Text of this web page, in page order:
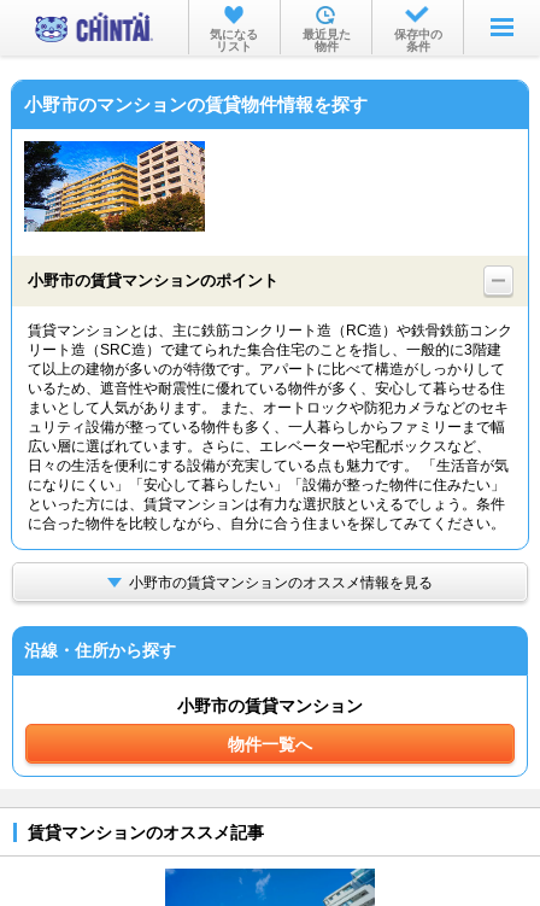
お部屋を探す
沿線・駅から
物件特集から
TOP
気になる
リスト
最近見た
物件
保存中の
条件
小野市のマンションの賃貸物件情報を探す
小野市の賃貸マンションのポイント
賃貸マンションとは、主に鉄筋コンクリート造（RC造）や鉄骨鉄筋コンク
リート造（SRC造）で建てられた集合住宅のことを指し、一般的に3階建
て以上の建物が多いのが特徴です。アパートに比べて構造がしっかりして
いるため、遮音性や耐震性に優れている物件が多く、安心して暮らせる住
まいとして人気があります。 また、オートロックや防犯カメラなどのセキ
ュリティ設備が整っている物件も多く、一人暮らしからファミリーまで幅
広い層に選ばれています。さらに、エレベーターや宅配ボックスなど、
日々の生活を便利にする設備が充実している点も魅力です。 「生活音が気
になりにくい」「安心して暮らしたい」「設備が整った物件に住みたい」
といった方には、賃貸マンションは有力な選択肢といえるでしょう。条件
に合った物件を比較しながら、自分に合う住まいを探してみてください。
小野市の賃貸マンションのオススメ情報を見る
沿線・住所から探す
小野市の賃貸マンション
物件一覧へ
賃貸マンションのオススメ記事